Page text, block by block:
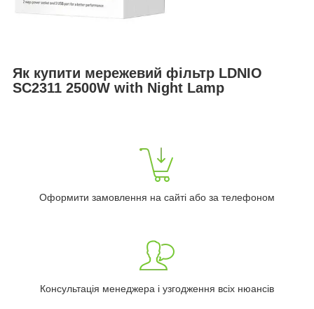
Як купити мережевий фільтр LDNIO
SC2311 2500W with Night Lamp
Оформити замовлення на сайті або за телефоном
Консультація менеджера і узгодження всіх нюансів